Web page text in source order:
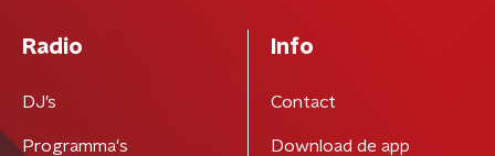
Radio
DJ’s
Programma's
Info
Contact
Download de app